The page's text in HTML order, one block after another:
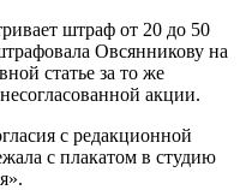
штраф от 20 до 50
Овсянникову на
статье за то же
акции.
с редакционной
с плакатом в студию